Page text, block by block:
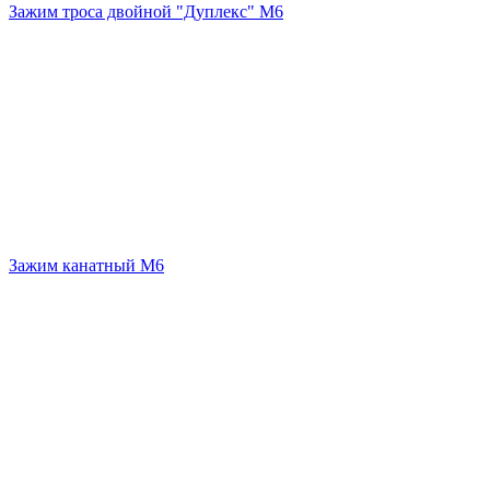
Зажим троса двойной "Дуплекс" М6
Зажим канатный М6